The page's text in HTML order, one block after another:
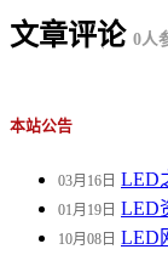
文章评论 0人
本站公告
03月16日 LED
01月19日 LED
10月08日 LED